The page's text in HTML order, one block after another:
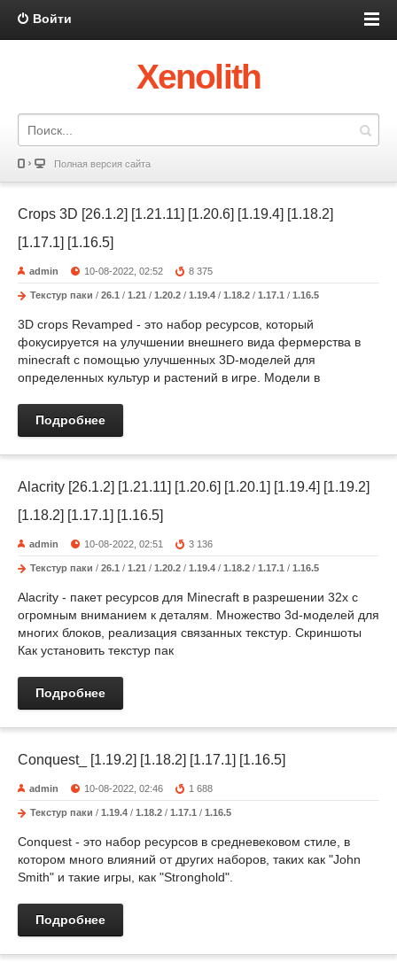
Войти
Xenolith
Полная версия сайта
Crops 3D [26.1.2] [1.21.11] [1.20.6] [1.19.4] [1.18.2]
[1.17.1] [1.16.5]
admin 10-08-2022, 02:52 8 375
Текстур паки / 26.1 / 1.21 / 1.20.2 / 1.19.4 / 1.18.2 / 1.17.1 / 1.16.5
3D crops Revamped - это набор ресурсов, который
фокусируется на улучшении внешнего вида фермерства в
minecraft с помощью улучшенных 3D-моделей для
определенных культур и растений в игре. Модели в
Подробнее
Alacrity [26.1.2] [1.21.11] [1.20.6] [1.20.1] [1.19.4] [1.19.2]
[1.18.2] [1.17.1] [1.16.5]
admin 10-08-2022, 02:51 3 136
Текстур паки / 26.1 / 1.21 / 1.20.2 / 1.19.4 / 1.18.2 / 1.17.1 / 1.16.5
Alacrity - пакет ресурсов для Minecraft в разрешении 32x с
огромным вниманием к деталям. Множество 3d-моделей для
многих блоков, реализация связанных текстур. Скриншоты
Как установить текстур пак
Подробнее
Conquest_ [1.19.2] [1.18.2] [1.17.1] [1.16.5]
admin 10-08-2022, 02:46 1 688
Текстур паки / 1.19.4 / 1.18.2 / 1.17.1 / 1.16.5
Conquest - это набор ресурсов в средневековом стиле, в
котором много влияний от других наборов, таких как "John
Smith" и такие игры, как "Stronghold".
Подробнее